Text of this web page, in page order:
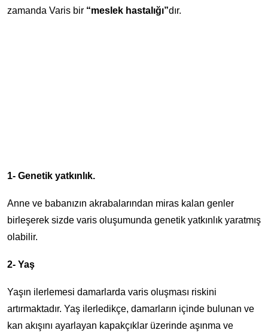
zamanda Varis bir “meslek hastalığı”dır.
1- Genetik yatkınlık.
Anne ve babanızın akrabalarından miras kalan genler
birleşerek sizde varis oluşumunda genetik yatkınlık yaratmış
olabilir.
2- Yaş
Yaşın ilerlemesi damarlarda varis oluşması riskini
artırmaktadır. Yaş ilerledikçe, damarların içinde bulunan ve
kan akışını ayarlayan kapakçıklar üzerinde aşınma ve